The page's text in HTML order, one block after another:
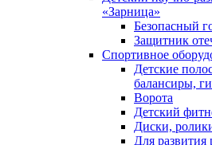
«Зарница»
Безопасный
Защитник
Спортивное
Детские
балансиры,
Ворота
Детский
Диски,
Для развития